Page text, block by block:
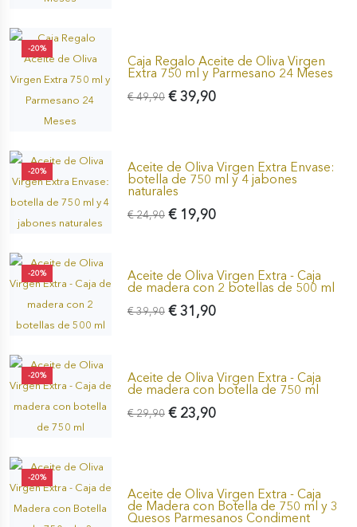
-20%
Caja Regalo Aceite de Oliva Virgen
Extra 750 ml y Parmesano 24 Meses
€ 39,90
€ 49,90
-20% Aceite de Oliva Virgen Extra Envase:
botella de 750 ml y 4 jabones
naturales
€ 19,90
€ 24,90
-20% Aceite de Oliva Virgen Extra - Caja
de madera con 2 botellas de 500 ml
€ 31,90
€ 39,90
-20% Aceite de Oliva Virgen Extra - Caja
de madera con botella de 750 ml
€ 23,90
€ 29,90
-20%
Aceite de Oliva Virgen Extra - Caja
de Madera con Botella de 750 ml y 3
Quesos Parmesanos Condiment